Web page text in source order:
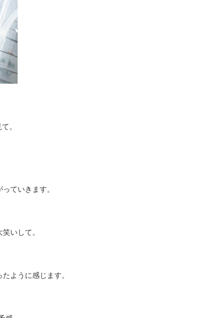
。
ていきます。
いして。
ように感じます。